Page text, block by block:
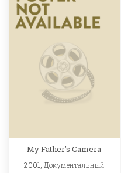
My Father's Camera
2001, Документальный